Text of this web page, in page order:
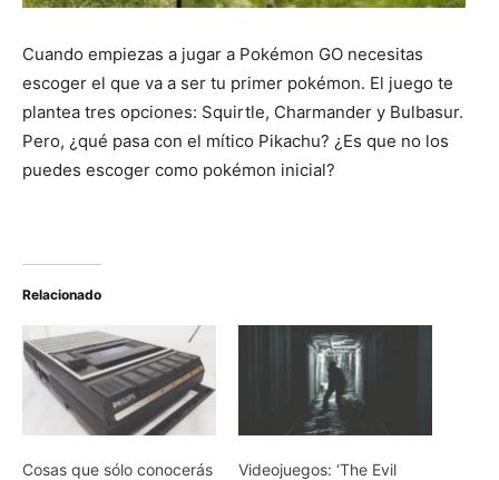
Cuando empiezas a jugar a Pokémon GO necesitas
escoger el que va a ser tu primer pokémon. El juego te
plantea tres opciones: Squirtle, Charmander y Bulbasur.
Pero, ¿qué pasa con el mítico Pikachu? ¿Es que no los
puedes escoger como pokémon inicial?
Relacionado
Cosas que sólo conocerás
Videojuegos: ‘The Evil